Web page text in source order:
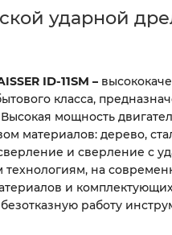
ударной
ID-11SM –
класса,
мощность
материалов: дерево,
и сверление с
на
и
работу